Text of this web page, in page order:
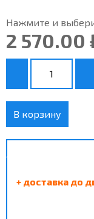
Нажмите и
2 570.00
В корзину
+ доставка до